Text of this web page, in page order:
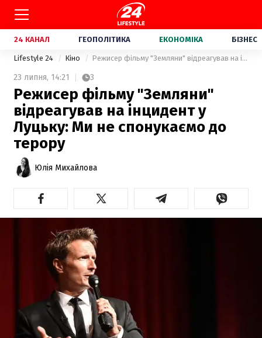
24 КАНАЛ ГЕОПОЛІТИКА ЕКОНОМІКА БІЗНЕС
Lifestyle 24 Кіно Режисер фільму "Земляни" відреагував на інцидент у Луцьку: Ми не спонукаємо до терору
23 липня, 14:21 3
Режисер фільму "Земляни"
відреагував на інцидент у
Луцьку: Ми не спонукаємо до
терору
Юлія Михайлова